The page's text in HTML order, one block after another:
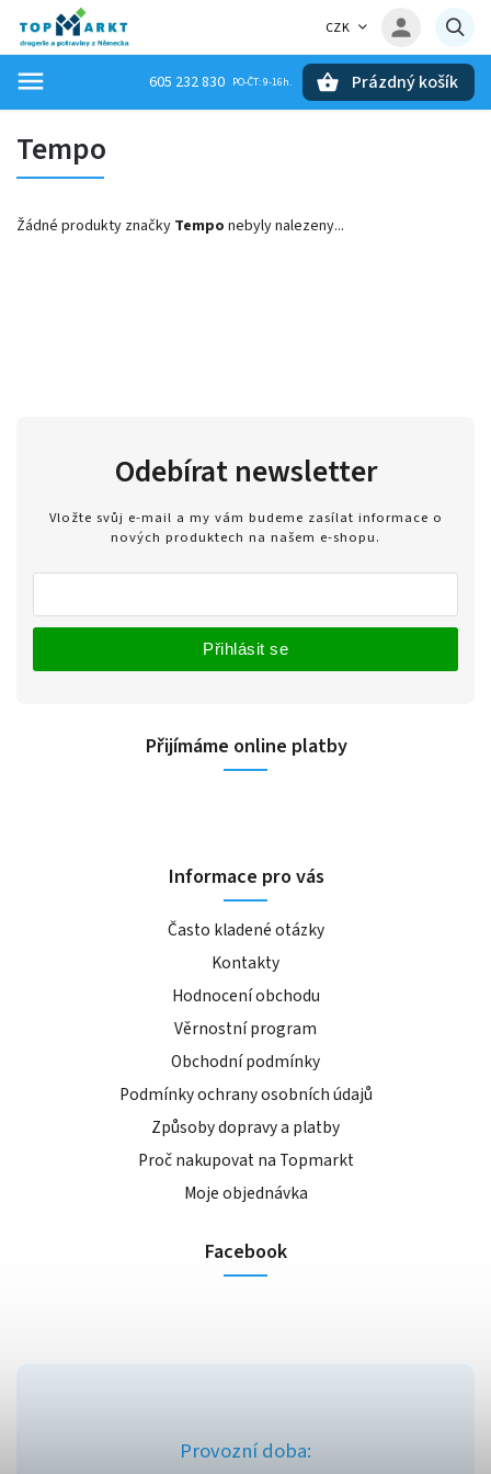
CZK
605 232 830 Prázdný košík
Tempo
Žádné produkty značky Tempo nebyly nalezeny...
Odebírat newsletter
Vložte svůj e-mail a my vám budeme zasílat informace o
nových produktech na našem e-shopu.
Přihlásit se
Přijímáme online platby
Informace pro vás
Často kladené otázky
Kontakty
Hodnocení obchodu
Věrnostní program
Obchodní podmínky
Podmínky ochrany osobních údajů
Způsoby dopravy a platby
Proč nakupovat na Topmarkt
Moje objednávka
Facebook